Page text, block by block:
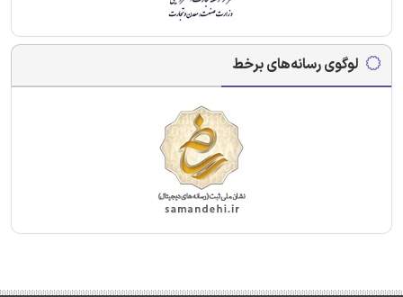
لوگوی رسانه‌های برخط